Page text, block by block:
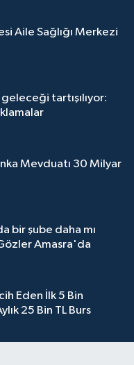
Aile Sağlığı Merkezi
tartışılıyor:
Mevduatı 30 Milyar
bir şube daha mı
Amasra'da
Eden İlk 5 Bin
25 Bin TL Burs